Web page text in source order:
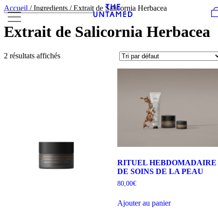
Skip to content
Accueil / Ingredients / Extrait de Salicornia Herbacea
Extrait de Salicornia Herbacea
2 résultats affichés
RITUEL HEBDOMADAIRE
DE SOINS DE LA PEAU
80,00€
Ajouter au panier